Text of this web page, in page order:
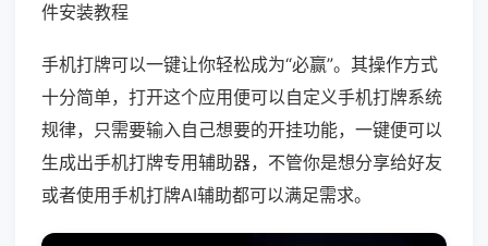
件安装教程
手机打牌可以一键让你轻松成为“必赢”。其操作方式
十分简单，打开这个应用便可以自定义手机打牌系统
规律，只需要输入自己想要的开挂功能，一键便可以
生成出手机打牌专用辅助器，不管你是想分享给好友
或者使用手机打牌AI辅助都可以满足需求。